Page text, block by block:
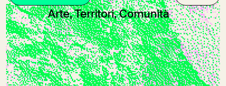
Arte, Territori, Comunità